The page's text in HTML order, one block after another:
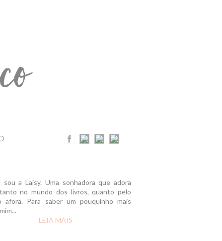
sou a Laisy. Uma sonhadora que adora
no mundo dos livros, quanto pelo
afora. Para saber um pouquinho mais
LEIA MAIS